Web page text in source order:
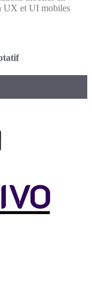
UX et UI mobiles